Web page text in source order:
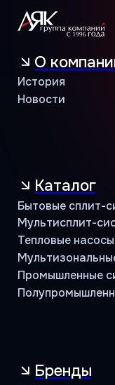
8 (800) 234 56
Программа лояльности
Объекты и
Контакты
Учебный центр
B2B портал